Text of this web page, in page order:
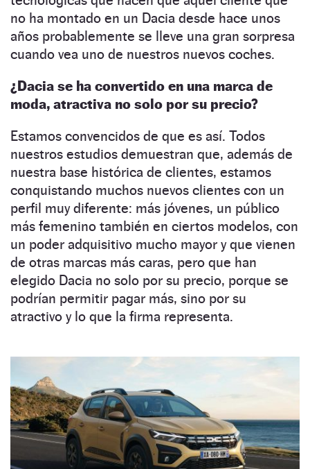
no ha montado en un Dacia desde hace unos
años probablemente se lleve una gran sorpresa
cuando vea uno de nuestros nuevos coches.
¿Dacia se ha convertido en una marca de
moda, atractiva no solo por su precio?
Estamos convencidos de que es así. Todos
nuestros estudios demuestran que, además de
nuestra base histórica de clientes, estamos
conquistando muchos nuevos clientes con un
perfil muy diferente: más jóvenes, un público
más femenino también en ciertos modelos, con
un poder adquisitivo mucho mayor y que vienen
de otras marcas más caras, pero que han
elegido Dacia no solo por su precio, porque se
podrían permitir pagar más, sino por su
atractivo y lo que la firma representa.